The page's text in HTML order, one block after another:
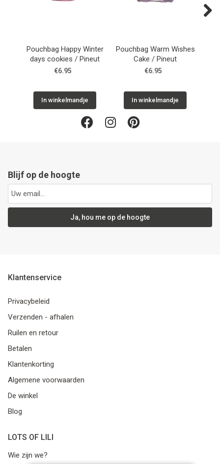
Pouchbag Happy Winter
days cookies / Pineut
€6.95
In winkelmandje
Pouchbag Warm Wishes
Cake / Pineut
€6.95
In winkelmandje
Blijf op de hoogte
Ja, hou me op de hoogte
Klantenservice
Privacybeleid
Verzenden - afhalen
Ruilen en retour
Betalen
Klantenkorting
Algemene voorwaarden
De winkel
Blog
LOTS OF LILI
Wie zijn we?